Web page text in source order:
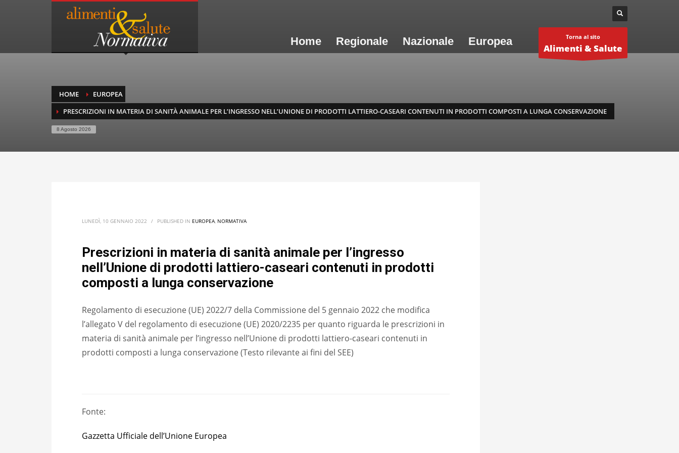
Home Regionale Nazionale Europea Torna al sito
Alimenti & Salute
HOME
EUROPEA
PRESCRIZIONI IN MATERIA DI SANITÀ ANIMALE PER L’INGRESSO NELL’UNIONE DI PRODOTTI LATTIERO-CASEARI CONTENUTI IN PRODOTTI COMPOSTI A LUNGA CONSERVAZIONE
8 Agosto 2026
LUNEDÌ, 10 GENNAIO 2022 / PUBLISHED IN EUROPEA, NORMATIVA
Prescrizioni in materia di sanità animale per l’ingresso
nell’Unione di prodotti lattiero-caseari contenuti in prodotti
composti a lunga conservazione
Regolamento di esecuzione (UE) 2022/7 della Commissione del 5 gennaio 2022 che modifica
l’allegato V del regolamento di esecuzione (UE) 2020/2235 per quanto riguarda le prescrizioni in
materia di sanità animale per l’ingresso nell’Unione di prodotti lattiero-caseari contenuti in
prodotti composti a lunga conservazione (Testo rilevante ai fini del SEE)
Fonte:
Gazzetta Ufficiale dell’Unione Europea